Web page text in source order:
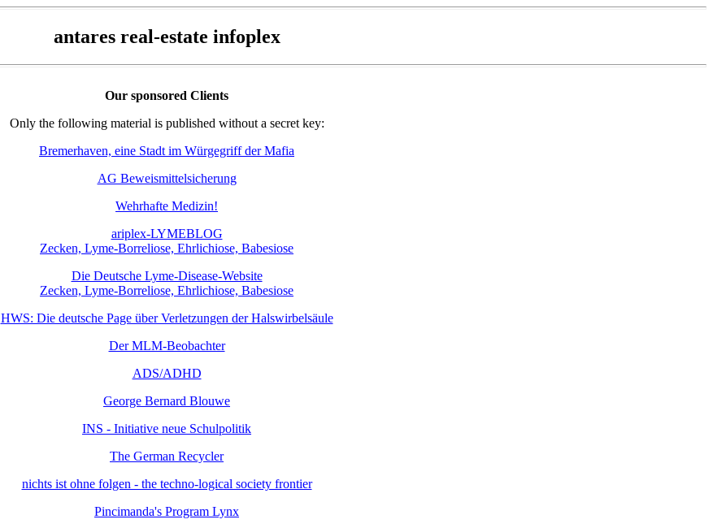
antares real-estate infoplex
Our sponsored Clients
Only the following material is published without a secret key:
Bremerhaven, eine Stadt im Würgegriff der Mafia
AG Beweismittelsicherung
Wehrhafte Medizin!
ariplex-LYMEBLOG
Zecken, Lyme-Borreliose, Ehrlichiose, Babesiose
Die Deutsche Lyme-Disease-Website
Zecken, Lyme-Borreliose, Ehrlichiose, Babesiose
HWS: Die deutsche Page über Verletzungen der Halswirbelsäule
Der MLM-Beobachter
ADS/ADHD
George Bernard Blouwe
INS - Initiative neue Schulpolitik
The German Recycler
nichts ist ohne folgen - the techno-logical society frontier
Pincimanda's Program Lynx